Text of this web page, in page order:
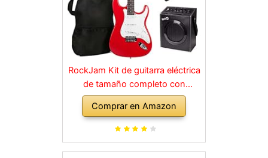
RockJam Kit de guitarra eléctrica
de tamaño completo con
amplificador de 10 vatios, clases,
correa, bolsa de transporte,
púas, golpe, plomo y cuerdas de
Comprar en Amazon